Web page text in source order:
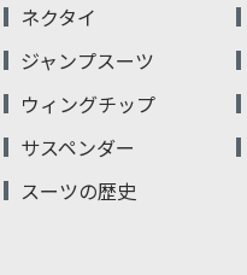
ネクタイ
ジャンプスーツ
ウィングチップ
サスペンダー
スーツの歴史